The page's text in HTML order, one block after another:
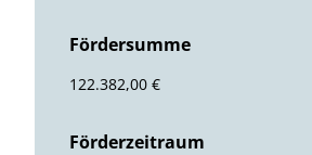
Fördersumme
122.382,00 €
Förderzeitraum